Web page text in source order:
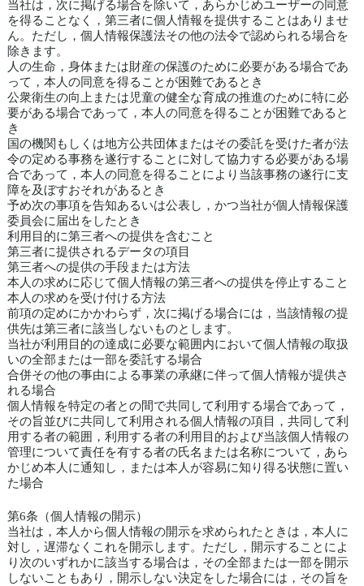
当社は，次に掲げる場合を除いて，あらかじめユーザーの同意
を得ることなく，第三者に個人情報を提供することはありませ
ん。ただし，個人情報保護法その他の法令で認められる場合を
除きます。
人の生命，身体または財産の保護のために必要がある場合であ
って，本人の同意を得ることが困難であるとき
公衆衛生の向上または児童の健全な育成の推進のために特に必
要がある場合であって，本人の同意を得ることが困難であると
き
国の機関もしくは地方公共団体またはその委託を受けた者が法
令の定める事務を遂行することに対して協力する必要がある場
合であって，本人の同意を得ることにより当該事務の遂行に支
障を及ぼすおそれがあるとき
予め次の事項を告知あるいは公表し，かつ当社が個人情報保護
委員会に届出をしたとき
利用目的に第三者への提供を含むこと
第三者に提供されるデータの項目
第三者への提供の手段または方法
本人の求めに応じて個人情報の第三者への提供を停止すること
本人の求めを受け付ける方法
前項の定めにかかわらず，次に掲げる場合には，当該情報の提
供先は第三者に該当しないものとします。
当社が利用目的の達成に必要な範囲内において個人情報の取扱
いの全部または一部を委託する場合
合併その他の事由による事業の承継に伴って個人情報が提供さ
れる場合
個人情報を特定の者との間で共同して利用する場合であって，
その旨並びに共同して利用される個人情報の項目，共同して利
用する者の範囲，利用する者の利用目的および当該個人情報の
管理について責任を有する者の氏名または名称について，あら
かじめ本人に通知し，または本人が容易に知り得る状態に置い
た場合
第6条（個人情報の開示）
当社は，本人から個人情報の開示を求められたときは，本人に
対し，遅滞なくこれを開示します。ただし，開示することによ
り次のいずれかに該当する場合は，その全部または一部を開示
しないこともあり，開示しない決定をした場合には，その旨を